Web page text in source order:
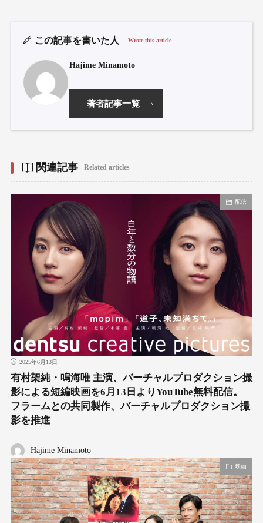
この記事を書いた人 Wrote this article
Hajime Minamoto
著者記事一覧
関連記事 Related articles
配信
2025年6月13日
有村架純・鳴海唯 主演、バーチャルプロダクション撮
影による短編映画を6月13日よりYouTube無料配信。
フラームとの共同製作、バーチャルプロダクション撮
影を推進
Hajime Minamoto
映画